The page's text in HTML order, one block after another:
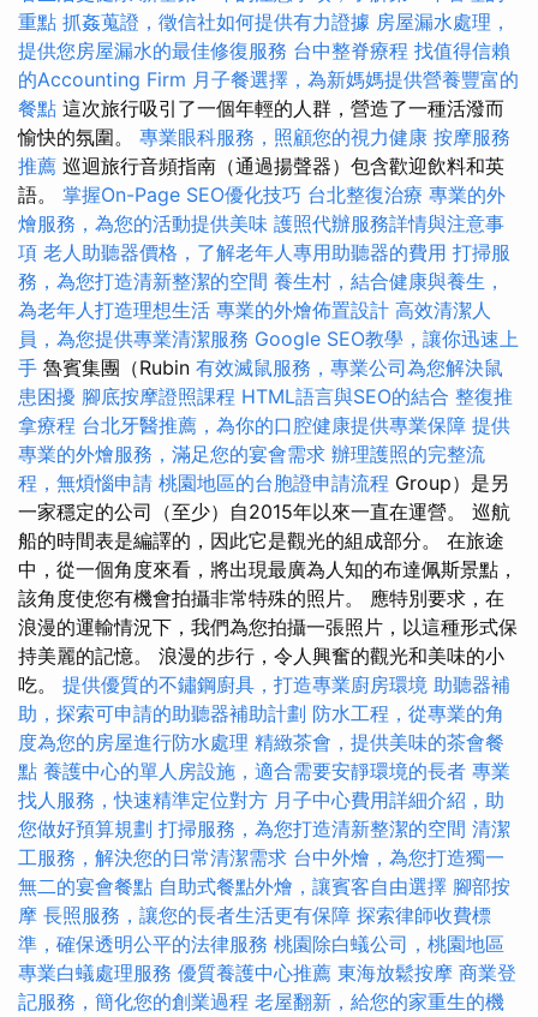
重點 抓姦蒐證，徵信社如何提供有力證據 房屋漏水處理，
提供您房屋漏水的最佳修復服務 台中整脊療程 找值得信賴
的Accounting Firm 月子餐選擇，為新媽媽提供營養豐富的
餐點 這次旅行吸引了一個年輕的人群，營造了一種活潑而
愉快的氛圍。 專業眼科服務，照顧您的視力健康 按摩服務
推薦 巡迴旅行音頻指南（通過揚聲器）包含歡迎飲料和英
語。 掌握On-Page SEO優化技巧 台北整復治療 專業的外
燴服務，為您的活動提供美味 護照代辦服務詳情與注意事
項 老人助聽器價格，了解老年人專用助聽器的費用 打掃服
務，為您打造清新整潔的空間 養生村，結合健康與養生，
為老年人打造理想生活 專業的外燴佈置設計 高效清潔人
員，為您提供專業清潔服務 Google SEO教學，讓你迅速上
手 魯賓集團（Rubin 有效滅鼠服務，專業公司為您解決鼠
患困擾 腳底按摩證照課程 HTML語言與SEO的結合 整復推
拿療程 台北牙醫推薦，為你的口腔健康提供專業保障 提供
專業的外燴服務，滿足您的宴會需求 辦理護照的完整流
程，無煩惱申請 桃園地區的台胞證申請流程 Group）是另
一家穩定的公司（至少）自2015年以來一直在運營。 巡航
船的時間表是編譯的，因此它是觀光的組成部分。 在旅途
中，從一個角度來看，將出現最廣為人知的布達佩斯景點，
該角度使您有機會拍攝非常特殊的照片。 應特別要求，在
浪漫的運輸情況下，我們為您拍攝一張照片，以這種形式保
持美麗的記憶。 浪漫的步行，令人興奮的觀光和美味的小
吃。 提供優質的不鏽鋼廚具，打造專業廚房環境 助聽器補
助，探索可申請的助聽器補助計劃 防水工程，從專業的角
度為您的房屋進行防水處理 精緻茶會，提供美味的茶會餐
點 養護中心的單人房設施，適合需要安靜環境的長者 專業
找人服務，快速精準定位對方 月子中心費用詳細介紹，助
您做好預算規劃 打掃服務，為您打造清新整潔的空間 清潔
工服務，解決您的日常清潔需求 台中外燴，為您打造獨一
無二的宴會餐點 自助式餐點外燴，讓賓客自由選擇 腳部按
摩 長照服務，讓您的長者生活更有保障 探索律師收費標
準，確保透明公平的法律服務 桃園除白蟻公司，桃園地區
專業白蟻處理服務 優質養護中心推薦 東海放鬆按摩 商業登
記服務，簡化您的創業過程 老屋翻新，給您的家重生的機